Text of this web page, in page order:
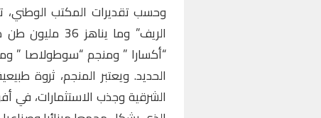
الريف” وما
“أكسارا ” ومنجم “سوطولاصا ”
الحديد. ويعتبر المنجم، ثروة
الشرقية وجذب الاستثمارات، في